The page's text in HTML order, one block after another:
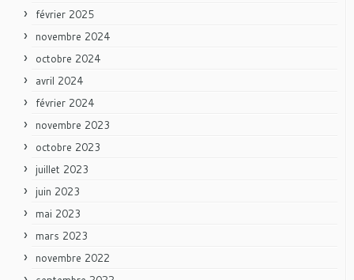
février 2025
novembre 2024
octobre 2024
avril 2024
février 2024
novembre 2023
octobre 2023
juillet 2023
juin 2023
mai 2023
mars 2023
novembre 2022